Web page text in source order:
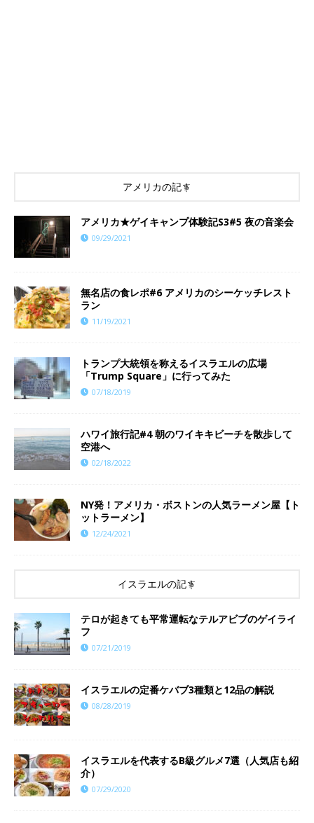
アメリカの記事
アメリカ★ゲイキャンプ体験記S3#5 夜の音楽会
09/29/2021
​​無名店の食レポ#6 アメリカのシーケッチレスト
ラン
11/19/2021
トランプ大統領を称えるイスラエルの広場
「Trump Square」に行ってみた
07/18/2019
ハワイ旅行記#4 朝のワイキキビーチを散歩して
空港へ
02/18/2022
NY発！アメリカ・ボストンの人気ラーメン屋【ト
ットラーメン】
12/24/2021
イスラエルの記事
テロが起きても平常運転なテルアビブのゲイライ
フ
07/21/2019
イスラエルの定番ケバブ3種類と12品の解説
08/28/2019
イスラエルを代表するB級グルメ7選（人気店も紹
介）
07/29/2020